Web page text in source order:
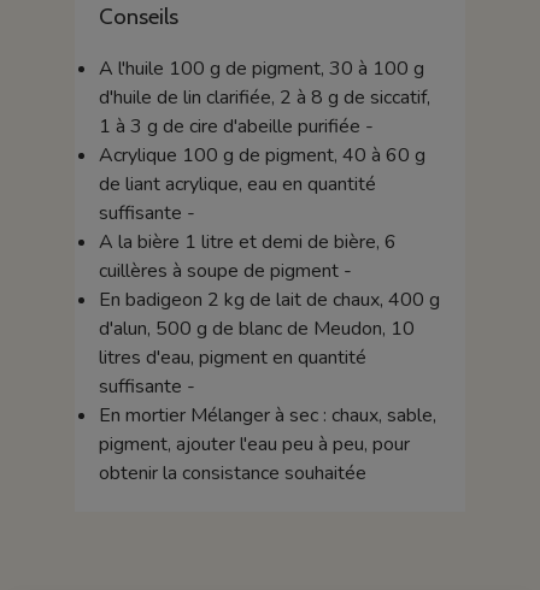
Conseils
A l'huile 100 g de pigment, 30 à 100 g
d'huile de lin clarifiée, 2 à 8 g de siccatif,
1 à 3 g de cire d'abeille purifiée -
Acrylique 100 g de pigment, 40 à 60 g
de liant acrylique, eau en quantité
suffisante -
A la bière 1 litre et demi de bière, 6
cuillères à soupe de pigment -
En badigeon 2 kg de lait de chaux, 400 g
d'alun, 500 g de blanc de Meudon, 10
litres d'eau, pigment en quantité
suffisante -
En mortier Mélanger à sec : chaux, sable,
pigment, ajouter l'eau peu à peu, pour
obtenir la consistance souhaitée